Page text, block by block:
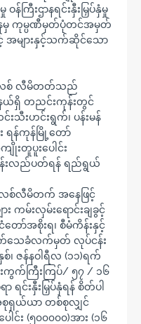
န်ကြီးဌာနရင်းနှီးမြှပ်နှံမှု
ာနမှ ကုမ္ပဏီမှတ်ပုံတင်အမှတ်
င့် အများနှင့်သက်ဆိုင်သော
ဘလစ် လီမိတတ်သည်
နယ်ရှိ တညင်းကုန်းတွင်
သီးဟင်းရွက်၊ ပန်းမန်
ရန်ကုန်မြို့တော်
းတူပူးပေါင်း
န်းလည်ပတ်ရန် ရည်ရွယ်
လစ်လီမိတက် အနေဖြင့်
ကမ်းလှမ်းရောင်းချခွင့်
တော်အစိုးရ၊ စီမံကိန်းနှင့်
သက်သေခံလက်မှတ် လုပ်ငန်း
၊ ဇန်နဝါရီလ (၁၁)ရက်
ကွက်ကြီးကြပ်/ ၅၇ / ၁၆
ာ ရင်းနှီးမြှပ်နှံရန် စိတ်ပါ
အစုရှယ်ယာ တစ်စုလျှင်
င်း (၅၀၀၀၀၀)အား (၁၆